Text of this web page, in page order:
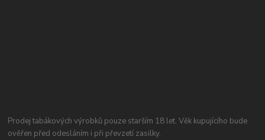
Prodej tabákových výrobků pouze starším 18 let. Věk kupujícího bude
ověřen před odesláním i při převzetí zasilky.